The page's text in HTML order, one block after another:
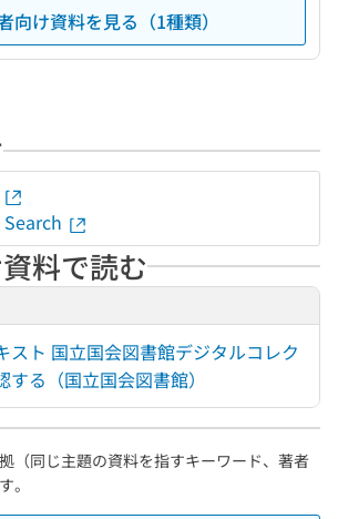
向け資料を見る（1種類）
料で読む
スト 国立国会図書館デジタルコレク
する（国立国会図書館）
（同じ主題の資料を指すキーワード、著者
。